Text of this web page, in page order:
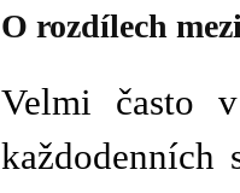
O rozdílech
Velmi často
každodenních